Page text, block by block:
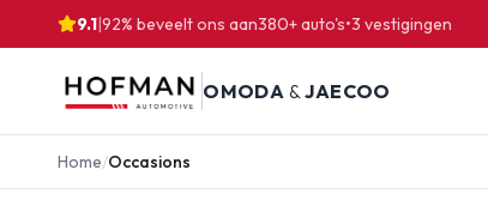
9.1|92% beveelt ons aan380+ auto's•3 vestigingen
OMODA &JAECOO
Home/Occasions